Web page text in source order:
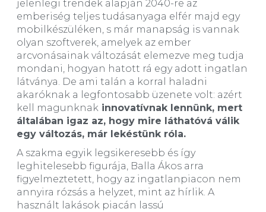
jelenlegi trendek alapján 2040-re az
emberiség teljes tudásanyaga elfér majd egy
mobilkészüléken, s már manapság is vannak
olyan szoftverek, amelyek az ember
arcvonásainak változását elemezve meg tudja
mondani, hogyan hatott rá egy adott ingatlan
látványa. De ami talán a korral haladni
akaróknak a legfontosabb üzenete volt: azért
kell magunknak innovatívnak lennünk, mert
általában igaz az, hogy mire láthatóvá válik
egy változás, már lekéstünk róla.
A szakma egyik legsikeresebb és így
leghitelesebb figurája, Balla Ákos arra
figyelmeztetett, hogy az ingatlanpiacon nem
annyira rózsás a helyzet, mint az hírlik. A
használt lakások piacán lassú